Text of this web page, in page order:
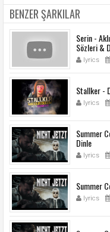
BENZER ŞARKILAR
Serin -
Sözleri &
lyrics
Stallker -
lyrics
Summer
Dinle
lyrics
Summer
lyrics